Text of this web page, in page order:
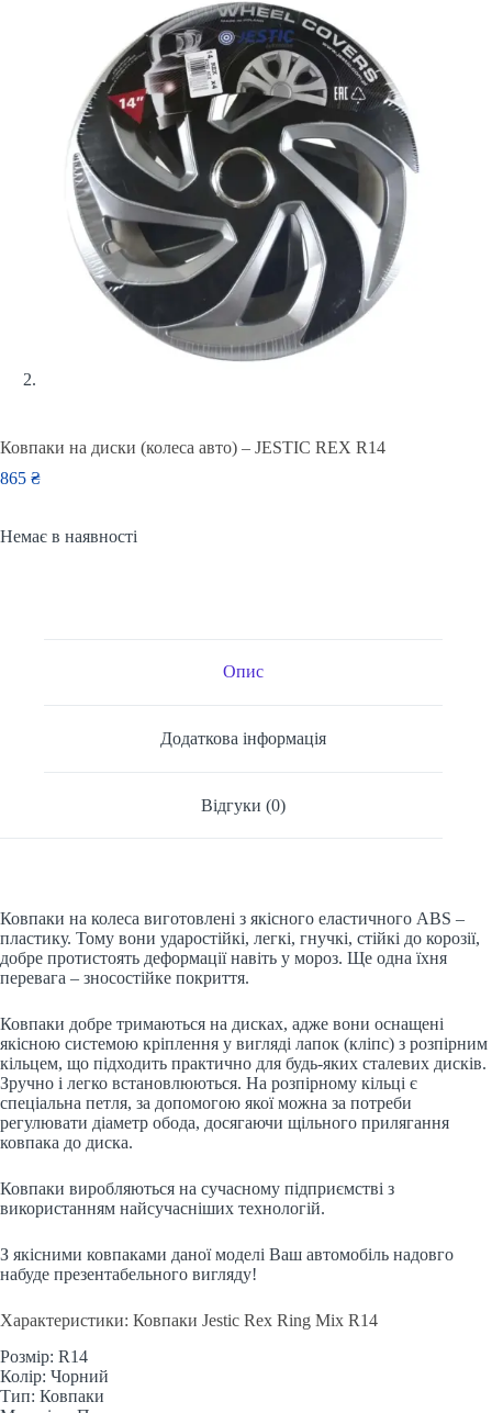
Ковпаки на диски (колеса авто) – JESTIC REX R14
865 ₴
Немає в наявності
Опис
Додаткова інформація
Відгуки (0)
Ковпаки на колеса виготовлені з якісного еластичного ABS –
пластику. Тому вони ударостійкі, легкі, гнучкі, стійкі до корозії,
добре протистоять деформації навіть у мороз. Ще одна їхня
перевага – зносостійке покриття.
Ковпаки добре тримаються на дисках, адже вони оснащені
якісною системою кріплення у вигляді лапок (кліпс) з розпірним
кільцем, що підходить практично для будь-яких сталевих дисків.
Зручно і легко встановлюються. На розпірному кільці є
спеціальна петля, за допомогою якої можна за потреби
регулювати діаметр обода, досягаючи щільного прилягання
ковпака до диска.
Ковпаки виробляються на сучасному підприємстві з
використанням найсучасніших технологій.
З якісними ковпаками даної моделі Ваш автомобіль надовго
набуде презентабельного вигляду!
Характеристики: Ковпаки Jestic Rex Ring Mix R14
Розмір: R14
Колір: Чорний
Тип: Ковпаки